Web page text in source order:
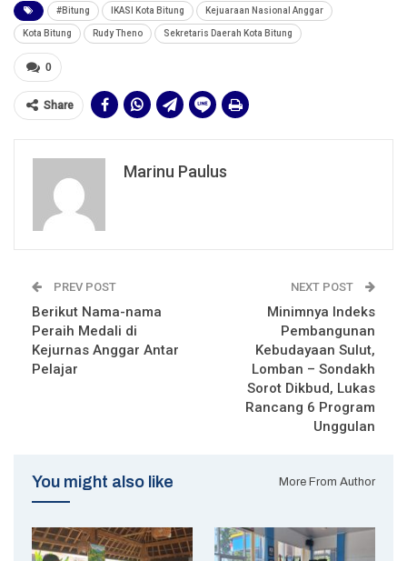
#Bitung IKASI Kota Bitung Kejuaraan Nasional Anggar
Kota Bitung Rudy Theno Sekretaris Daerah Kota Bitung
0
Share
Marinu Paulus
PREV POST
Berikut Nama-nama
Peraih Medali di
Kejurnas Anggar Antar
Pelajar
NEXT POST
Minimnya Indeks
Pembangunan
Kebudayaan Sulut,
Lomban – Sondakh
Sorot Dikbud, Lukas
Rancang 6 Program
Unggulan
You might also like More From Author